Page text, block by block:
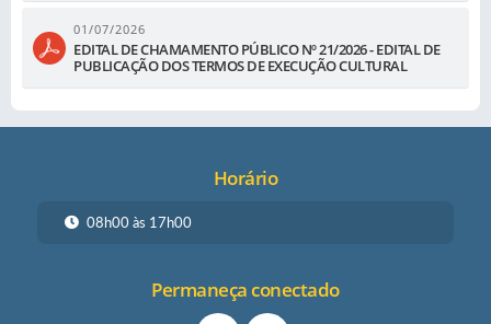
01/07/2026
EDITAL DE CHAMAMENTO PÚBLICO Nº 21/2026 - EDITAL DE
PUBLICAÇÃO DOS TERMOS DE EXECUÇÃO CULTURAL
Horário
08h00 às 17h00
Permaneça conectado